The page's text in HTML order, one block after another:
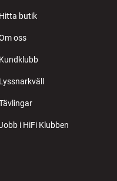
Hitta butik
oss
Kundklubb
Lyssnarkväll
i HiFi Klubben